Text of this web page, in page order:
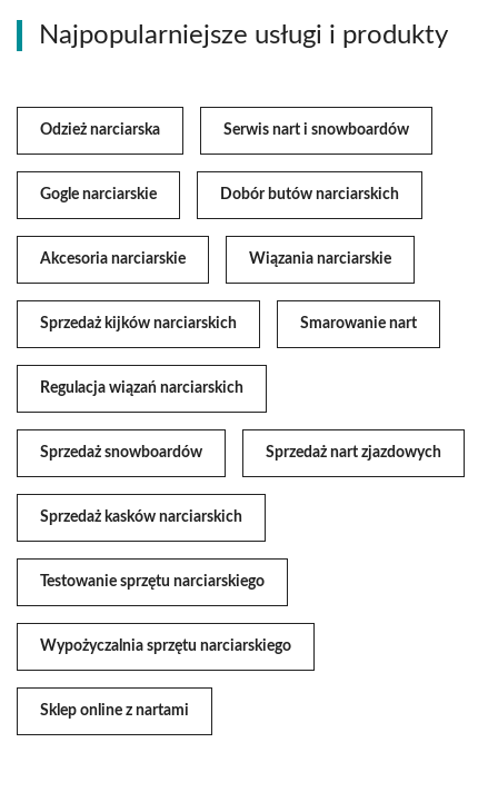
Najpopularniejsze usługi i produkty
Odzież narciarska Serwis nart i snowboardów
Gogle narciarskie Dobór butów narciarskich
Akcesoria narciarskie Wiązania narciarskie
Sprzedaż kijków narciarskich Smarowanie nart
Regulacja wiązań narciarskich
Sprzedaż snowboardów Sprzedaż nart zjazdowych
Sprzedaż kasków narciarskich
Testowanie sprzętu narciarskiego
Wypożyczalnia sprzętu narciarskiego
Sklep online z nartami